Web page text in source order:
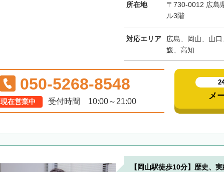
所在地
〒730-0012 広島
ル3階
対応エリア
広島、岡山、山
媛、高知
050-5268-8548
現在営業中 受付時間 10:00～21:00
メ
【岡山駅徒歩10分】歴史、